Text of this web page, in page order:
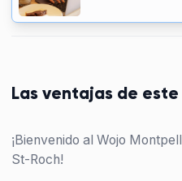
Las ventajas de
¡Bienvenido al Wojo
St-Roch!